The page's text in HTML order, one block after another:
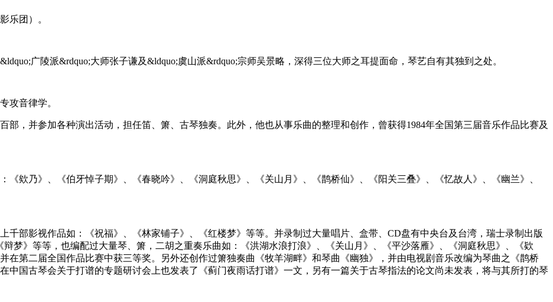
乐团）。
广陵派&rdquo;大师张子谦及&ldquo;虞山派&rdquo;宗师吴景略，深得三位大师之耳提面命，琴艺自有其独到之处。
攻音律学。
部，并参加各种演出活动，担任笛、箫、古琴独奏。此外，他也从事乐曲的整理和创作，曾获得1984年全国第三届音乐作品比赛及
《欸乃》、《伯牙悼子期》、《春晓吟》、《洞庭秋思》、《关山月》、《鹊桥仙》、《阳关三叠》、《忆故人》、《幽兰》、
千部影视作品如：《祝福》、《林家铺子》、《红楼梦》等等。并录制过大量唱片、盒带、CD盘有中央台及台湾，瑞士录制出版
梦》等等，也编配过大量琴、箫，二胡之重奏乐曲如：《洪湖水浪打浪》、《关山月》、《平沙落雁》、《洞庭秋思》、《欵
在第二届全国作品比赛中获三等奖。另外还创作过箫独奏曲《牧羊湖畔》和琴曲《幽独》，并由电视剧音乐改编为琴曲之《鹊桥
中国古琴会关于打谱的专题研讨会上也发表了《蓟门夜雨话打谱》一文，另有一篇关于古琴指法的论文尚未发表，将与其所打的琴